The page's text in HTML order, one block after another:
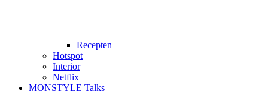
Recepten
Hotspot
Interior
Netflix
MONSTYLE Talks